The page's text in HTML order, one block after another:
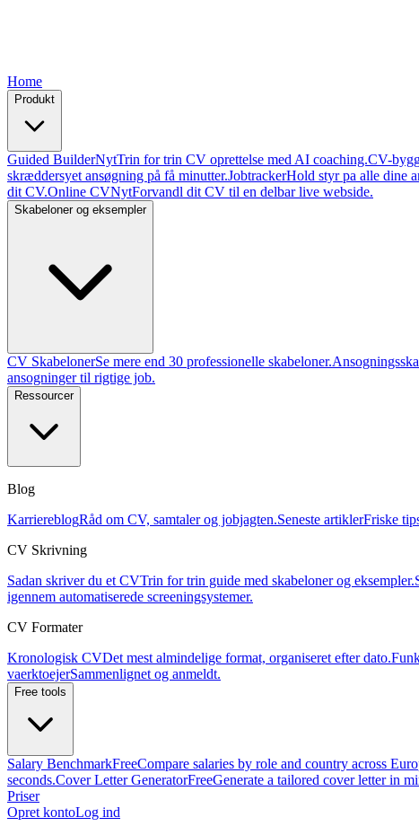
Home
Produkt
Guided BuilderNytTrin for trin CV oprettelse med AI coaching.CV-
skræddersyet ansøgning på få minutter.JobtrackerHold styr pa alle dine
dit CV.Online CVNytForvandl dit CV til en delbar live webside.
Skabeloner og eksempler
CV SkabelonerSe mere end 30 professionelle skabeloner.
ansogninger til rigtige job.
Ressourcer
Blog
KarriereblogRåd om CV, samtaler og jobjagten.Seneste artiklerFriske
CV Skrivning
Sadan skriver du et CVTrin for trin guide med skabeloner og eksempler.
igennem automatiserede screeningsystemer.
CV Formater
Kronologisk CVDet mest almindelige format, organiseret efter dato.
vaerktoejerSammenlignet og anmeldt.
Free tools
Salary BenchmarkFreeCompare salaries by role and country across
seconds.Cover Letter GeneratorFreeGenerate a tailored cover letter in
Priser
Opret kontoLog ind